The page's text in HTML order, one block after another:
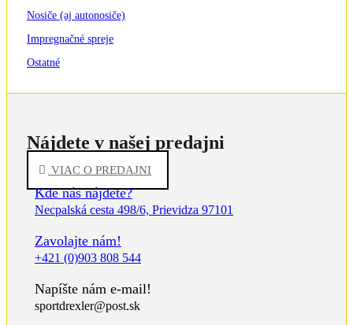
Nosiče (aj autonosiče)
Impregnačné spreje
Ostatné
Nájdete v našej predajni
VIAC O PREDAJNI
Kde nás nájdete?
Necpalská cesta 498/6, Prievidza 97101
Zavolajte nám!
+421 (0)903 808 544
Napíšte nám e-mail!
sportdrexler@post.sk